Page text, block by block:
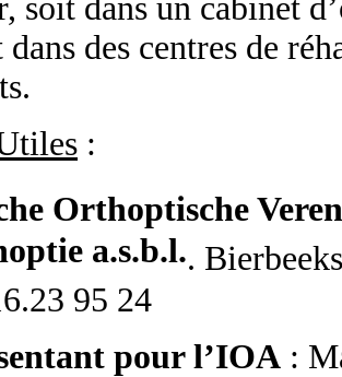
soit dans un cabinet
des centres de
:
Orthoptische
a.s.b.l..
95 24
pour l’IOA :